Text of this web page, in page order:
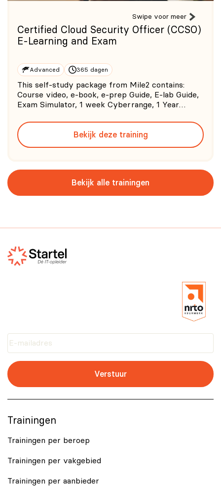
Swipe voor meer
Certified Cloud Security Officer (CCSO)
E-Learning and Exam
Advanced 365 dagen
This self-study package from Mile2 contains:
Course video, e-book, e-prep Guide, E-lab Guide,
Exam Simulator, 1 week Cyberrange, 1 Year
(0
Bekijk deze training
Bekijk alle trainingen
Verstuur
Trainingen
Trainingen per beroep
Trainingen per vakgebied
Trainingen per aanbieder